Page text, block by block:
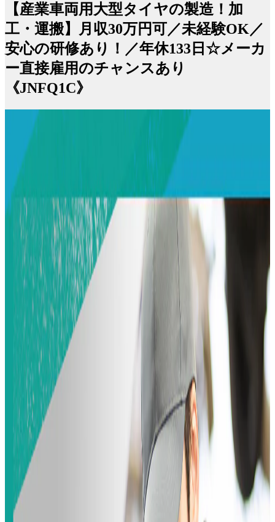
【産業車両用大型タイヤの製造！加
工・運搬】月収30万円可／未経験OK／
安心の研修あり！／年休133日☆メーカ
ー直接雇用のチャンスあり
《JNFQ1C》